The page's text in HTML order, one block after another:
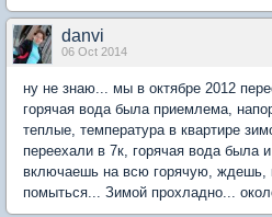
danvi
06 Oct 2014
ну не знаю... мы в октябре 2012
горячая вода была приемлема,
теплые, температура в квартире
переехали в 7к, горячая вода была
включаешь на всю горячую, ждешь,
помыться... Зимой прохладно...